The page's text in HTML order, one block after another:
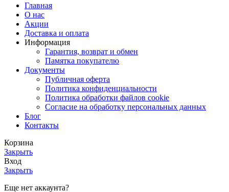
Главная
О нас
Акции
Доставка и оплата
Информация
Гарантия, возврат и обмен
Памятка покупателю
Документы
Публичная оферта
Политика конфиденциальности
Политика обработки файлов cookie
Согласие на обработку персональных данных
Блог
Контакты
Корзина
Закрыть
Вход
Закрыть
Еще нет аккаунта?